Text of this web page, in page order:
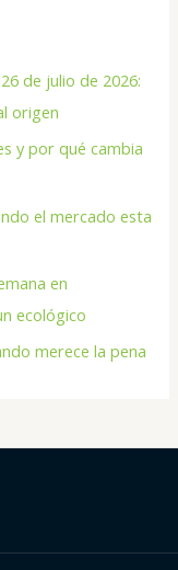
de julio de 2026:
origen
y por qué cambia
el mercado esta
en
ecológico
merece la pena